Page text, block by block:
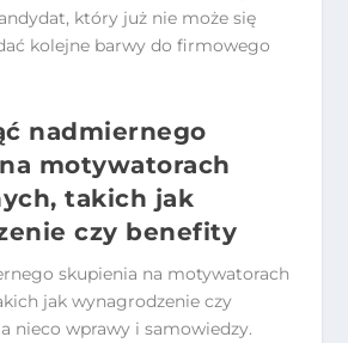
który już nie może się
kolejne barwy do firmowego
nadmiernego
motywatorach
takich jak
czy benefity
skupienia na motywatorach
jak wynagrodzenie czy
nieco wprawy i samowiedzy.